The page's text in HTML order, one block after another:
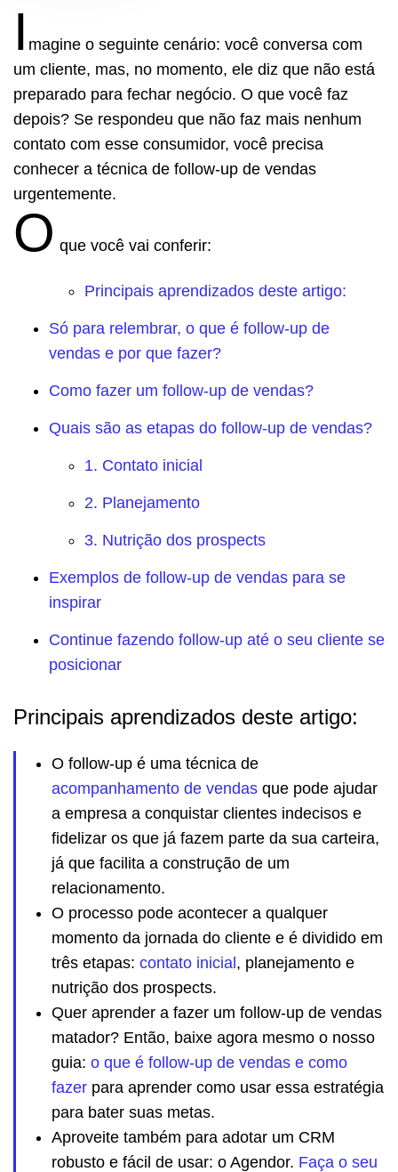
I magine o seguinte cenário: você conversa com
um cliente, mas, no momento, ele diz que não está
preparado para fechar negócio. O que você faz
depois? Se respondeu que não faz mais nenhum
contato com esse consumidor, você precisa
conhecer a técnica de follow-up de vendas
urgentemente.
O que você vai conferir:
Principais aprendizados deste artigo:
Só para relembrar, o que é follow-up de
vendas e por que fazer?
Como fazer um follow-up de vendas?
Quais são as etapas do follow-up de vendas?
1. Contato inicial
2. Planejamento
3. Nutrição dos prospects
Exemplos de follow-up de vendas para se
inspirar
Continue fazendo follow-up até o seu cliente se
posicionar
Principais aprendizados deste artigo:
O follow-up é uma técnica de
acompanhamento de vendas que pode ajudar
a empresa a conquistar clientes indecisos e
fidelizar os que já fazem parte da sua carteira,
já que facilita a construção de um
relacionamento.
O processo pode acontecer a qualquer
momento da jornada do cliente e é dividido em
três etapas: contato inicial, planejamento e
nutrição dos prospects.
Quer aprender a fazer um follow-up de vendas
matador? Então, baixe agora mesmo o nosso
guia: o que é follow-up de vendas e como
fazer para aprender como usar essa estratégia
para bater suas metas.
Aproveite também para adotar um CRM
robusto e fácil de usar: o Agendor. Faça o seu